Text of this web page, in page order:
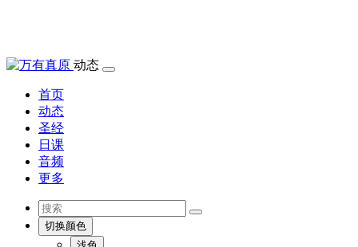
动态
首页
动态
圣经
日课
音频
更多
切换颜色